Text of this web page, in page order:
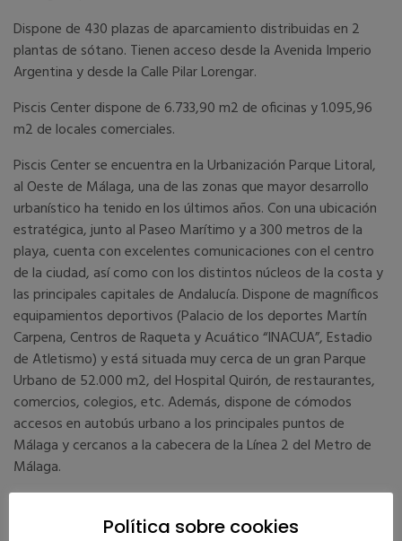
Dispone de 430 plazas de aparcamiento distribuidas en 2
plantas de sótano. Tienen acceso desde la Avenida Imperio
Argentina y desde la Calle Pilar Lorengar.
Piscis Center dispone de 6.733,90 m2 de oficinas y 1.095,96
m2 de locales comerciales.
Piscis Center se encuentra en la Urbanización Parque Litoral,
al Oeste de Málaga, una de las zonas que mayor desarrollo
urbanístico ha tenido en los últimos años. Con una ubicación
estratégica, junto al Paseo Marítimo y a 300 metros de la
playa, cuenta con excelentes comunicaciones con el centro
de la ciudad, así como con los distintos núcleos de la costa y
las principales capitales de Andalucía. Dispone de magníficos
equipamientos deportivos (Palacio de los deportes Martín
Carpena, Centros de Raqueta y Acuático “INACUA”, Estadio
de Atletismo) y está situada muy cerca de un gran Parque
Urbano de 52.000 m2, del Hospital Quirón, de restaurantes,
comercios, colegios, etc. Además, dispone de cómodos
accesos en autobús urbano a los principales puntos de
Málaga y cercanos a la cabecera de la Línea 2 del Metro de
Málaga.
Política sobre cookies